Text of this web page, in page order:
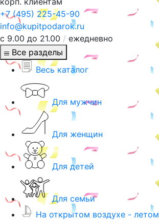
+7 (495) 225-45-90
info@kupitpodarok.ru
с 9.00 до 21.00 / ежедневно
Все разделы
Весь каталог
Для мужчин
Для женщин
Для детей
Для семьи
На открытом воздухе - летом